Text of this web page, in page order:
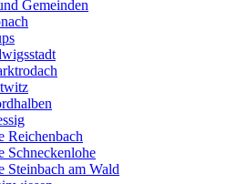
Gemeinden
Reichenbach
Schneckenlohe
Steinbach am Wald